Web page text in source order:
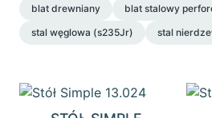
blat drewniany
blat stalowy
stal węglowa (s235Jr)
stal